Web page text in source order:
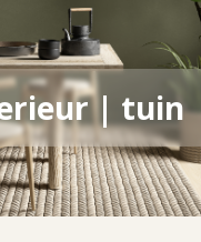
| tuin